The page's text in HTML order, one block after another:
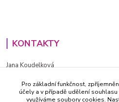
KONTAKTY
Jana Koudelková
PO - PÁ (8-16h)
Pro základní funkčnost,
účely a v případě udělení
využíváme soubory cookies.